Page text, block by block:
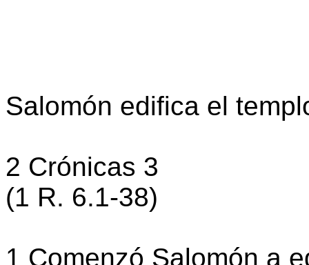
Salomón edifica el
2 Crónicas 3
(1 R. 6.1-38)
1 Comenzó Salomón a